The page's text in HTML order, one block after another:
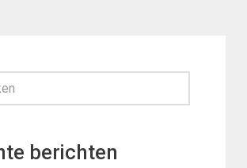
berichten